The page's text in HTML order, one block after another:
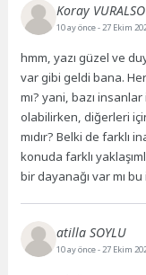
Koray
10 ay önce- 27 Ekim
hmm, yazı güzel ve
var gibi geldi bana.
mı? yani, bazı
olabilirken, diğerleri
mıdır? Belki de farklı
konuda farklı
bir dayanağı var mı
atilla SOYLU
10 ay önce- 27 Ekim